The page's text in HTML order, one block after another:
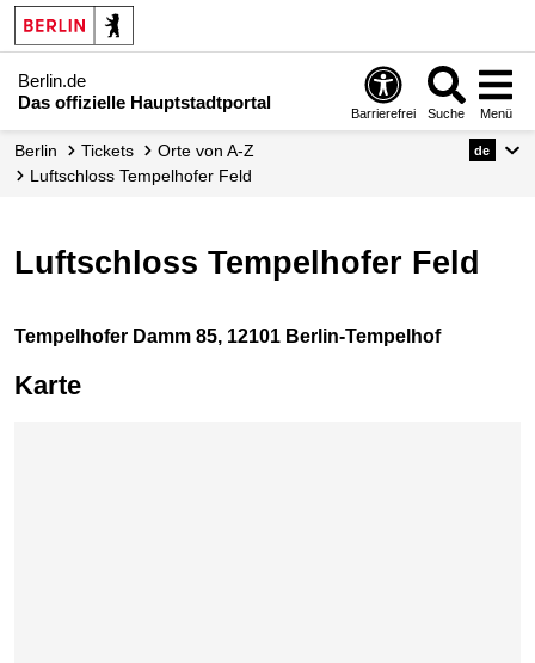
Berlin.de
Das offizielle Hauptstadtportal
Barrierefrei Suche Menü
Berlin Tickets
Orte von A-Z
Luftschloss Tempelhofer Feld
de
Luftschloss Tempelhofer Feld
Tempelhofer Damm 85, 12101 Berlin-Tempelhof
Karte